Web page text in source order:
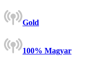
Gold
100% Magyar